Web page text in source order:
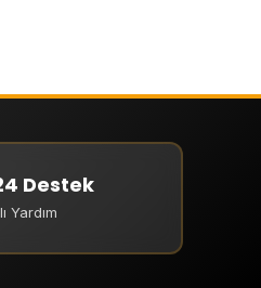
Destek
Yardım